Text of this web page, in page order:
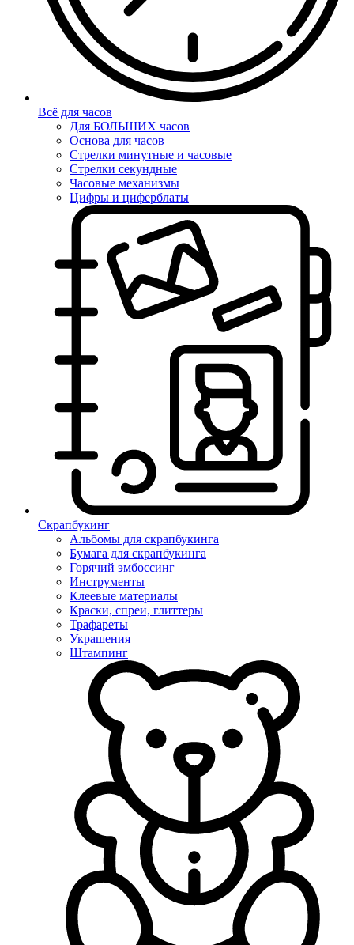
Всё для часов
Для БОЛЬШИХ часов
Основа для часов
Стрелки минутные и часовые
Стрелки секундные
Часовые механизмы
Цифры и циферблаты
Скрапбукинг
Альбомы для скрапбукинга
Бумага для скрапбукинга
Горячий эмбоссинг
Инструменты
Клеевые материалы
Краски, спреи, глиттеры
Трафареты
Украшения
Штампинг